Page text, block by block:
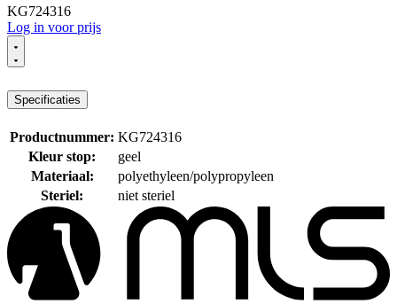
KG724316
Log in voor prijs
Specificaties
Productnummer: KG724316
Kleur stop:
geel
Materiaal:
polyethyleen/polypropyleen
Steriel:
niet steriel